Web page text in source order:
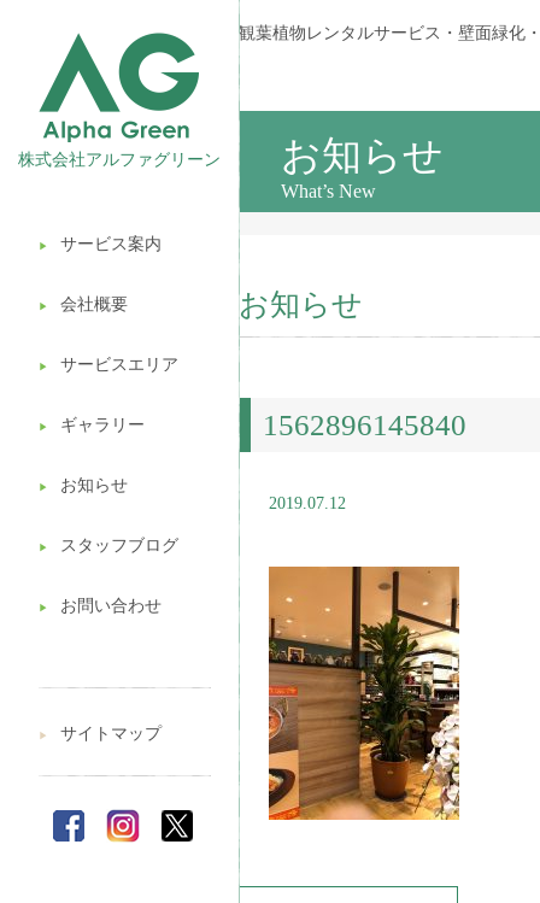
株式会社アルファグリーン
▶︎ サービス案内
▶︎ 会社概要
▶︎ サービスエリア
▶︎ ギャラリー
▶︎ お知らせ
▶︎ スタッフブログ
▶︎ お問い合わせ
観葉植物レンタル
壁面緑化
ギフト販売
造園ガーデニング
植木処分
▶︎ サイトマップ
観葉植物レンタルサービス・壁面緑化
お知らせ
What’s New
お知らせ
1562896145840
2019.07.12